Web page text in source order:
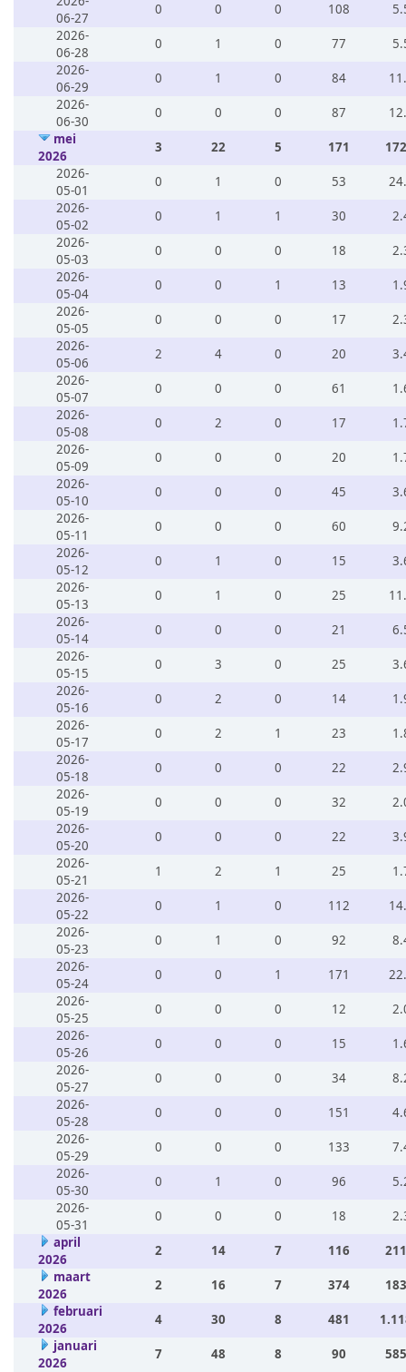
06-27
0 0 0 108
2026-
06-28
0 1 0 77
2026-
06-29
0 1 0 84
2026-
06-30
0 0 0 87
mei
2026
3 22 5 171
2026-
05-01
0 1 0 53
2026-
05-02
0 1 1 30
2026-
05-03
0 0 0 18
2026-
05-04
0 0 1 13
2026-
05-05
0 0 0 17
2026-
05-06
2 4 0 20
2026-
05-07
0 0 0 61
2026-
05-08
0 2 0 17
2026-
05-09
0 0 0 20
2026-
05-10
0 0 0 45
2026-
05-11
0 0 0 60
2026-
05-12
0 1 0 15
2026-
05-13
0 1 0 25
2026-
05-14
0 0 0 21
2026-
05-15
0 3 0 25
2026-
05-16
0 2 0 14
2026-
05-17
0 2 1 23
2026-
05-18
0 0 0 22
2026-
05-19
0 0 0 32
2026-
05-20
0 0 0 22
2026-
05-21
1 2 1 25
2026-
05-22
0 1 0 112
2026-
05-23
0 1 0 92
2026-
05-24
0 0 1 171
2026-
05-25
0 0 0 12
2026-
05-26
0 0 0 15
2026-
05-27
0 0 0 34
2026-
05-28
0 0 0 151
2026-
05-29
0 0 0 133
2026-
05-30
0 1 0 96
2026-
05-31
0 0 0 18
april
2026
2 14 7 116
maart
2026
2 16 7 374
februari
2026
4 30 8 481
januari
2026
7 48 8 90